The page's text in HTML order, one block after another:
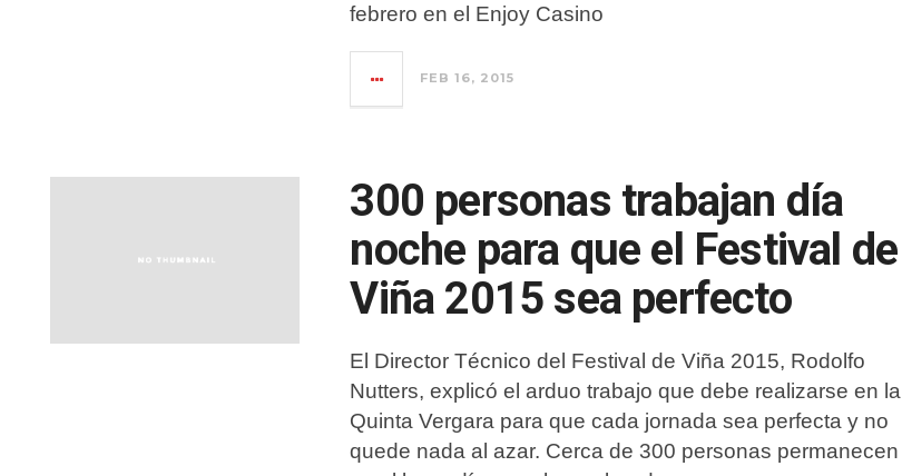
febrero en el Enjoy Casino
FEB 16, 2015
300 personas trabajan día
noche para que el Festival de
Viña 2015 sea perfecto
El Director Técnico del Festival de Viña 2015, Rodolfo
Nutters, explicó el arduo trabajo que debe realizarse en la
Quinta Vergara para que cada jornada sea perfecta y no
quede nada al azar. Cerca de 300 personas permanecen